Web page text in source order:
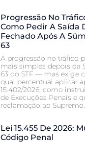
Progressão No
Como Pedir A Saída
Fechado Após A
63
A progressão no tráfico
mais simples depois da
63 do STF — mas exige
qual percentual aplicar
15.402/2026, como
de Execuções Penais e
reclamação ao Supremo.
Lei 15.455 De 2026:
Código Penal